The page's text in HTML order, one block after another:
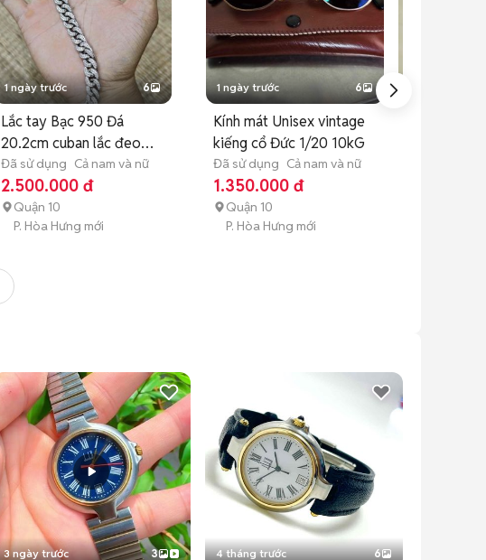
1 ngày trước 6
Lắc tay Bạc 950 Đá
20.2cm cuban lắc đeo
đẹp chất
Đã sử dụng Cả nam và nữ
2.500.000 đ
Quận 10
P. Hòa Hưng mới
1 ngày trước 6
Kính mát Unisex vintage
kiếng cổ Đức 1/20 10kG
Đã sử dụng Cả nam và nữ
1.350.000 đ
Quận 10
P. Hòa Hưng mới
3 ngày trước 3 4 tháng trước 6